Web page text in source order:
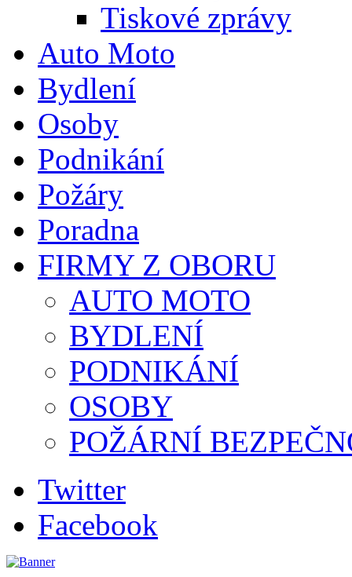
Tiskové zprávy
Auto Moto
Bydlení
Osoby
Podnikání
Požáry
Poradna
FIRMY Z OBORU
AUTO MOTO
BYDLENÍ
PODNIKÁNÍ
OSOBY
POŽÁRNÍ
Twitter
Facebook